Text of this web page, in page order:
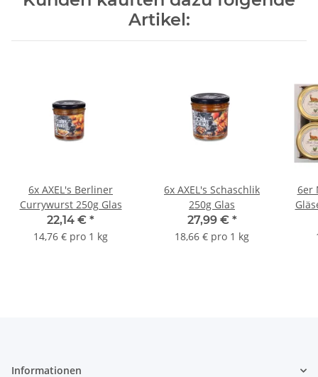
Artikel:
6x AXEL's Berliner
Currywurst 250g Glas
22,14 € *
14,76 € pro 1 kg
6x AXEL's Schaschlik
250g Glas
27,99 € *
18,66 € pro 1 kg
6er
Informationen